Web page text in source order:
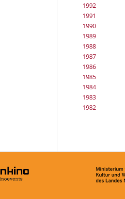
1992
1991
1990
1989
1988
1987
1986
1985
1984
1983
1982